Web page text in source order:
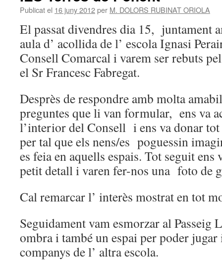
Publicat el 16 juny 2012per M. DOLORS RUBINAT ORIOLA
El passat divendres dia 15, juntament
aula d’ acollida de l’ escola Ignasi
Consell Comarcal i varem ser rebuts
el Sr Francesc Fabregat.
Desprès de respondre amb molta
preguntes que li van formular, ens va
l’interior del Consell i ens va donar
per tal que els nens/es poguessin
es feia en aquells espais. Tot seguit ens
petit detall i varen fer-nos una foto de
Cal remarcar l’ interès mostrat en tot
Seguidament vam esmorzar al Passeig
ombra i també un espai per poder
companys de l’ altra escola.